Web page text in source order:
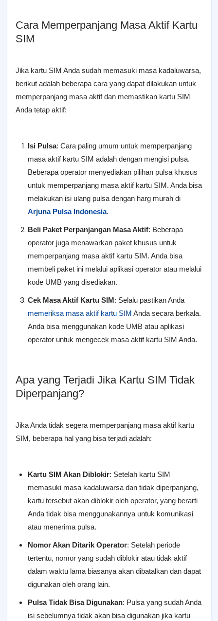
Cara Memperpanjang Masa Aktif Kartu
SIM
Jika kartu SIM Anda sudah memasuki masa kadaluwarsa,
berikut adalah beberapa cara yang dapat dilakukan untuk
memperpanjang masa aktif dan memastikan kartu SIM
Anda tetap aktif:
Isi Pulsa: Cara paling umum untuk memperpanjang
masa aktif kartu SIM adalah dengan mengisi pulsa.
Beberapa operator menyediakan pilihan pulsa khusus
untuk memperpanjang masa aktif kartu SIM. Anda bisa
melakukan isi ulang pulsa dengan harg murah di
Arjuna Pulsa Indonesia.
Beli Paket Perpanjangan Masa Aktif: Beberapa
operator juga menawarkan paket khusus untuk
memperpanjang masa aktif kartu SIM. Anda bisa
membeli paket ini melalui aplikasi operator atau melalui
kode UMB yang disediakan.
Cek Masa Aktif Kartu SIM: Selalu pastikan Anda
memeriksa masa aktif kartu SIM Anda secara berkala.
Anda bisa menggunakan kode UMB atau aplikasi
operator untuk mengecek masa aktif kartu SIM Anda.
Apa yang Terjadi Jika Kartu SIM Tidak
Diperpanjang?
Jika Anda tidak segera memperpanjang masa aktif kartu
SIM, beberapa hal yang bisa terjadi adalah:
Kartu SIM Akan Diblokir: Setelah kartu SIM
memasuki masa kadaluwarsa dan tidak diperpanjang,
kartu tersebut akan diblokir oleh operator, yang berarti
Anda tidak bisa menggunakannya untuk komunikasi
atau menerima pulsa.
Nomor Akan Ditarik Operator: Setelah periode
tertentu, nomor yang sudah diblokir atau tidak aktif
dalam waktu lama biasanya akan dibatalkan dan dapat
digunakan oleh orang lain.
Pulsa Tidak Bisa Digunakan: Pulsa yang sudah Anda
isi sebelumnya tidak akan bisa digunakan jika kartu